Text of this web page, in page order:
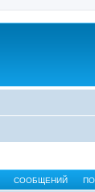
СООБЩЕНИЙ